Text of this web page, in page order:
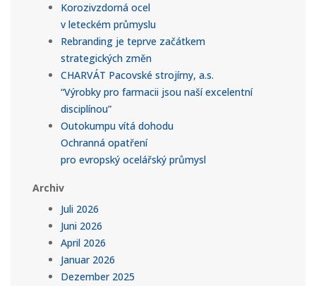
Korozivzdorná ocel
v leteckém průmyslu
Rebranding je teprve začátkem
strategických změn
CHARVÁT Pacovské strojírny, a.s.
“Výrobky pro farmacii jsou naší excelentní
disciplínou”
Outokumpu vítá dohodu
Ochranná opatření
pro evropský ocelářský průmysl
Archiv
Juli 2026
Juni 2026
April 2026
Januar 2026
Dezember 2025